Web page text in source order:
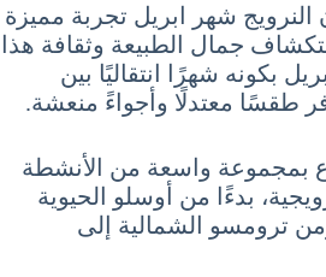
شهر ابريل تجربة مميزة
جمال الطبيعة وثقافة هذا
بكونه شهرًا انتقاليًا بين
طقسًا معتدلًا وأجواءً منعشة.
بمجموعة واسعة من الأنشطة
بدءًا من أوسلو الحيوية
ترومسو الشمالية إلى